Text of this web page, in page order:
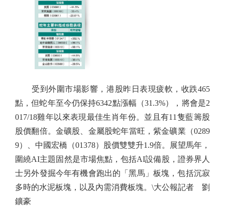
受到外圍市場影響，港股昨日表現疲軟，收跌465
點，但蛇年至今仍保持6342點漲幅（31.3%），將會是2
017/18雞年以來表現最佳生肖年份。並且有11隻藍籌股
股價翻倍。金礦股、金屬股蛇年當旺，紫金礦業（0289
9）、中國宏橋（01378）股價雙雙升1.9倍。展望馬年，
圍繞AI主題固然是市場焦點，包括AI設備股，證券界人
士另外發掘今年有機會跑出的「黑馬」板塊，包括沉寂
多時的水泥板塊，以及內需消費板塊。\大公報記者 劉
鑛豪